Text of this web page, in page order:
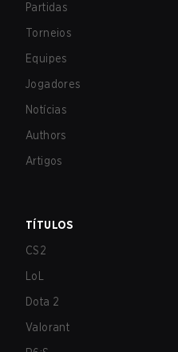
Partidas
Torneios
Equipes
Jogadores
Notícias
Authors
Artigos
TÍTULOS
CS2
LoL
Dota 2
Valorant